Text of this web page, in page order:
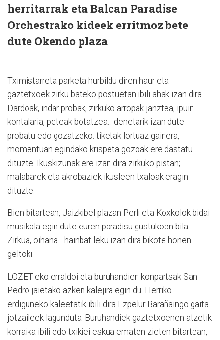
herritarrak eta Balcan Paradise
Orchestrako kideek erritmoz bete
dute Okendo plaza
Tximistarreta parketa hurbildu diren haur eta
gaztetxoek zirku bateko postuetan ibili ahak izan dira.
Dardoak, indar probak, zirkuko arropak janztea, ipuin
kontalaria, poteak botatzea... denetarik izan dute
probatu edo gozatzeko. tiketak lortuaz gainera,
momentuan egindako krispeta gozoak ere dastatu
dituzte. Ikuskizunak ere izan dira zirkuko pistan;
malabarek eta akrobaziek ikusleen txaloak eragin
dituzte.
Bien bitartean, Jaizkibel plazan Perli eta Koxkolok bidai
musikala egin dute euren paradisu gustukoen bila.
Zirkua, oihana... hainbat leku izan dira bikote honen
geltoki.
LOZET-eko erraldoi eta buruhandien konpartsak San
Pedro jaietako azken kalejira egin du. Herriko
erdiguneko kaleetatik ibili dira Ezpelur Barañaingo gaita
jotzaileek lagunduta. Buruhandiek gaztetxoenen atzetik
korraika ibili edo txikiei eskua ematen zieten bitartean,